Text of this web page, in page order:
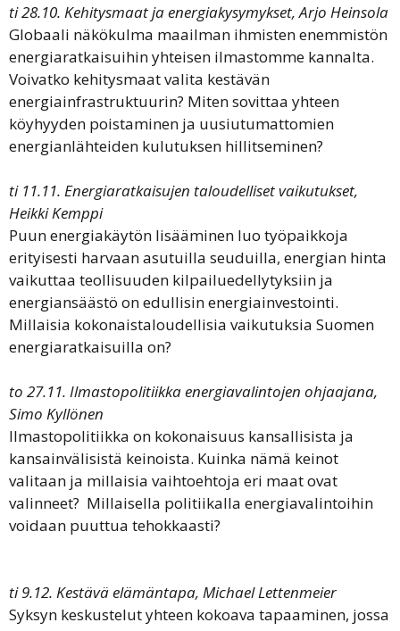
ti 28.10. Kehitysmaat ja energiakysymykset, Arjo Heinsola
Globaali näkökulma maailman ihmisten enemmistön
energiaratkaisuihin yhteisen ilmastomme kannalta.
Voivatko kehitysmaat valita kestävän
energiainfrastruktuurin? Miten sovittaa yhteen
köyhyyden poistaminen ja uusiutumattomien
energianlähteiden kulutuksen hillitseminen?
ti 11.11. Energiaratkaisujen taloudelliset vaikutukset,
Heikki Kemppi
Puun energiakäytön lisääminen luo työpaikkoja
erityisesti harvaan asutuilla seuduilla, energian hinta
vaikuttaa teollisuuden kilpailuedellytyksiin ja
energiansäästö on edullisin energiainvestointi.
Millaisia kokonaistaloudellisia vaikutuksia Suomen
energiaratkaisuilla on?
to 27.11. Ilmastopolitiikka energiavalintojen ohjaajana,
Simo Kyllönen
Ilmastopolitiikka on kokonaisuus kansallisista ja
kansainvälisistä keinoista. Kuinka nämä keinot
valitaan ja millaisia vaihtoehtoja eri maat ovat
valinneet? Millaisella politiikalla energiavalintoihin
voidaan puuttua tehokkaasti?
ti 9.12. Kestävä elämäntapa, Michael Lettenmeier
Syksyn keskustelut yhteen kokoava tapaaminen, jossa